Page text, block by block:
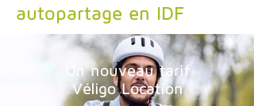
autopartage en IDF
Un nouveau tarif
Véligo Location